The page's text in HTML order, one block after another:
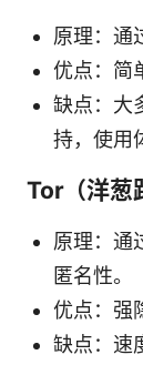
原理：通
优点：简
缺点：大
持，使用
Tor（洋葱
原理：通
匿名性。
优点：强
缺点：速